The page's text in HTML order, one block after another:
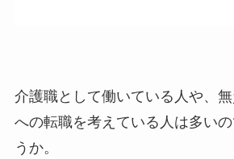
介護職として働いている人や、
への転職を考えている人は多い
うか。